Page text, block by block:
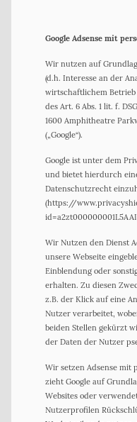
Google Adsense mit
Wir nutzen auf
(d.h. Interesse an der
wirtschaftlichem Betrieb
des Art. 6 Abs. 1 lit. f.
1600 Amphitheatre
(„Google“).
Google ist unter dem
und bietet hierdurch
Datenschutzrecht
(https://
Wir Nutzen den Dienst
unsere Webseite
Einblendung oder
erhalten. Zu diesen
z.B. der Klick auf eine
Nutzer verarbeitet,
beiden Stellen gekürzt
der Daten der Nutzer
Wir setzen Adsense mit
zieht Google auf
Websites oder
Nutzerprofilen